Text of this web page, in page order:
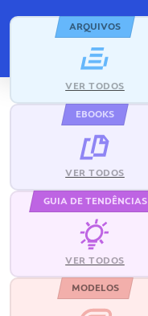
ARQUIVOS
VER TODOS
EBOOKS
VER TODOS
GUIA DE TENDÊNCIAS
VER TODOS
MODELOS